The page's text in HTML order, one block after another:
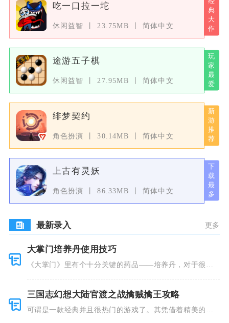
吃一口拉一坨
休闲益智 23.75MB 简体中文
途游五子棋
休闲益智 27.95MB 简体中文
绯梦契约
角色扮演 30.14MB 简体中文
上古有灵妖
角色扮演 86.33MB 简体中文
最新录入 更多
大掌门培养丹使用技巧
《大掌门》里有个十分关键的药品——培养丹，对于很多
三国志幻想大陆官渡之战擒贼擒王攻略
可谓是一款经典并且很热门的游戏了。其凭借着精美的画